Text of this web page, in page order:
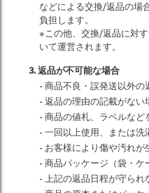
などによる交換/返品の場
負担します。
※この他、交換/返品に対
いて運営されます。
3. 返品が不可能な場合
- 商品不良・誤発送以外の
- 返品の理由の記載がない
- 商品の値札、ラベルなど
- 一回以上使用、または洗
- お客様により傷や汚れが
- 商品パッケージ（袋・ケ
- 上記の返品日程が守られ